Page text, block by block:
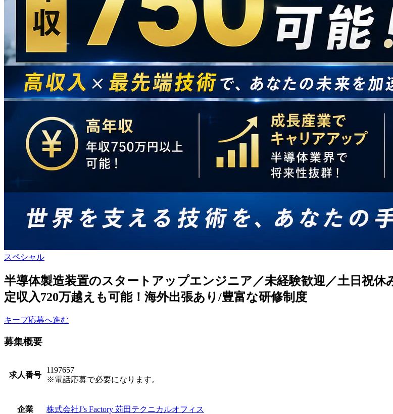
スペシャル
半導体製造装置のスタートアップエンジニア／未経験歓迎／土日祝
定収入720万越えも可能！海外出張あり/豊富な研修制度
キープ応募へ進む
募集概要
求人番号
1197657
※電話応募で必要になります。
企業 株式会社J’s Factory 苅田テクニカルオフィス